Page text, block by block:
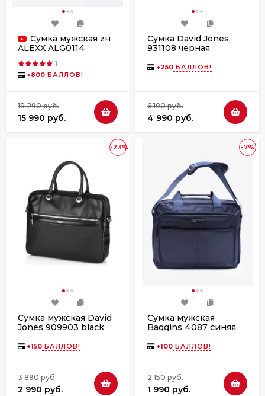
Сумка мужская zн
ALEXX ALG0114
1
+800 БАЛЛОВ!
18 290 руб.
15 990 руб.
Сумка David Jones,
931108 черная
+250 БАЛЛОВ!
6 190 руб.
4 990 руб.
-23%
Сумка мужская David
Jones 909903 black
+150 БАЛЛОВ!
3 890 руб.
2 990 руб.
-7%
Сумка мужская
Baggins 4087 синяя
+100 БАЛЛОВ!
2 150 руб.
1 990 руб.